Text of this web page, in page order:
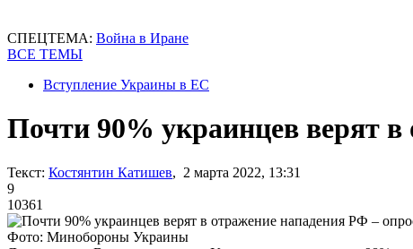
СПЕЦТЕМА: Война в Иране
ВСЕ ТЕМЫ
Вступление Украины в ЕС
Почти 90% украинцев верят
Текст: Костянтин Катишев, 2 марта 2022, 13:31
9
10361
Фото: Минобороны Украины